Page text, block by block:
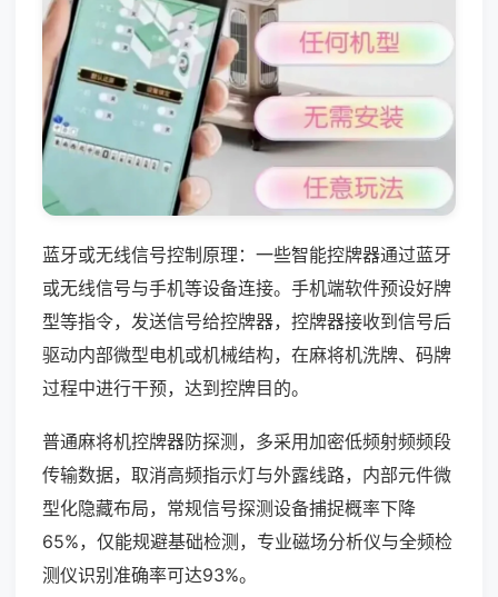
蓝牙或无线信号控制原理：一些智能控牌器通过蓝牙
或无线信号与手机等设备连接。手机端软件预设好牌
型等指令，发送信号给控牌器，控牌器接收到信号后
驱动内部微型电机或机械结构，在麻将机洗牌、码牌
过程中进行干预，达到控牌目的。
普通麻将机控牌器防探测，多采用加密低频射频频段
传输数据，取消高频指示灯与外露线路，内部元件微
型化隐藏布局，常规信号探测设备捕捉概率下降
65%，仅能规避基础检测，专业磁场分析仪与全频检
测仪识别准确率可达93%。